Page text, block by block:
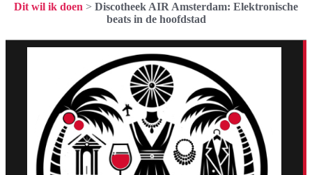
Dit wil ik doen > Discotheek AIR Amsterdam: Elektronische
beats in de hoofdstad